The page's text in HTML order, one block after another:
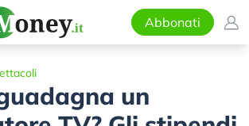
Abbonati
un